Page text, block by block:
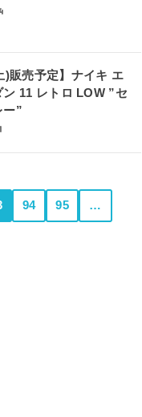
)販売予定】ナイキ エ
ン 11 レトロ LOW ”セ
ー”
94 95 …